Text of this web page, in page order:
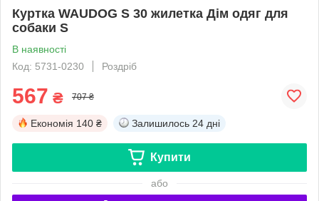
Куртка WAUDOG S 30 жилетка Дім одяг для
собаки S
В наявності
Код: 5731-0230
Роздріб
567 ₴ 707 ₴
Економія 140 ₴ Залишилось 24 дні
Купити
або